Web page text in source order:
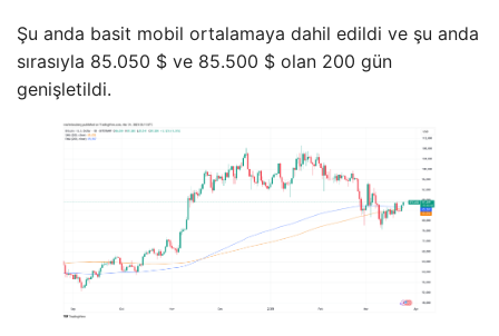
Şu anda basit mobil ortalamaya dahil edildi ve şu anda
sırasıyla 85.050 $ ve 85.500 $ olan 200 gün
genişletildi.